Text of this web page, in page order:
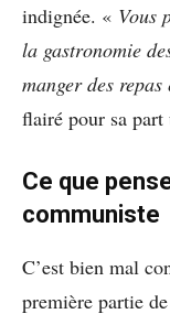
indignée. « Vous
la gastronomie
manger des
flairé pour sa
Ce que
communiste
C’est bien mal
première partie de